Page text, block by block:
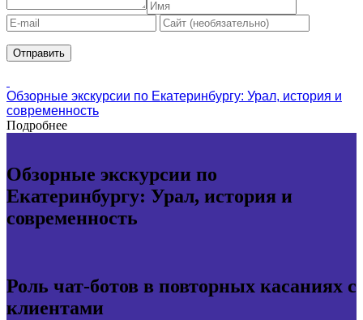
Обзорные экскурсии по Екатеринбургу: Урал, история и
современность
Подробнее
Обзорные экскурсии по
Екатеринбургу: Урал, история и
современность
Роль чат-ботов в повторных касаниях с
клиентами